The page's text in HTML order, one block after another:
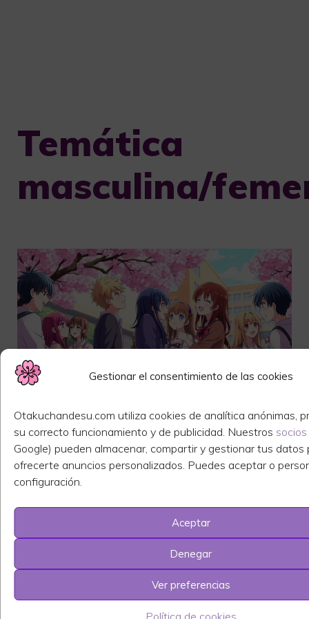
Gestionar el consentimiento de las cookies
Otakuchandesu.com utiliza cookies de analítica anónimas,
su correcto funcionamiento y de publicidad. Nuestros socios
Google) pueden almacenar, compartir y gestionar tus datos
ofrecerte anuncios personalizados. Puedes aceptar o
configuración.
Aceptar
Denegar
Ver preferencias
Política de cookies
Temática
masculina/
Animes parecidos a Senpai wa
otokonoko
septiembre 23, 2024
Buscar animes como Senpai wa otokonoko
es emocionante. Es perfecto para los que
aman las comedias románticas. Este
artículo te mostrará series que tienen